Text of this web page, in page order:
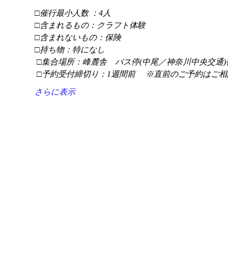
□催行最小人数 ：4人
□含まれるもの：クラフト体験
□含まれないもの：保険
□持ち物：特になし
□集合場所：峰麓舎　バス停(中尾／神奈川中央交通)
□予約受付締切り：1週間前 　※直前のご予約はご
さらに表示